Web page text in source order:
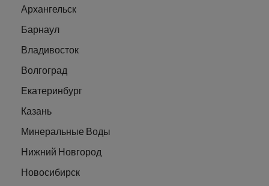
Архангельск
Барнаул
Владивосток
Волгоград
Екатеринбург
Казань
Минеральные Воды
Нижний Новгород
Новосибирск